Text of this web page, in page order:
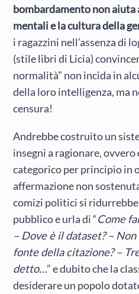
bombardamento non aiuta
mentali e la cultura della
i ragazzini nell’assenza di
(stile libri di Licia)
normalità” non incida in
della loro intelligenza, ma
censura!
Andrebbe costruito un
insegni a ragionare,
categorico per principio in
affermazione non
comizi politici si
pubblico e urla di “Come
– Dove è il dataset? –
fonte della citazione? –
detto…” e dubito che la
desiderare un popolo